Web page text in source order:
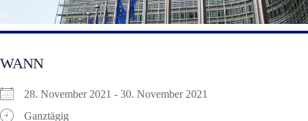
WANN
28. November 2021 - 30. November 2021
Ganztägig